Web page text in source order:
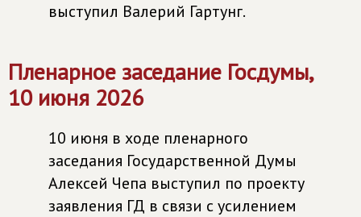
выступил Валерий Гартунг.
Пленарное заседание Госдумы,
10 июня 2026
10 июня в ходе пленарного
заседания Государственной Думы
Алексей Чепа выступил по проекту
заявления ГД в связи с усилением